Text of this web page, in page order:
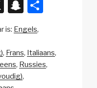
X
S
a
p
c
e
is: Engels
Frans Italiaans
Russies